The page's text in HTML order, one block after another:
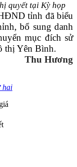
quyết tại Kỳ họp
tỉnh đã biểu
bổ sung danh
mục đích sử
thị Yên Bình.
Thu Hương
hai